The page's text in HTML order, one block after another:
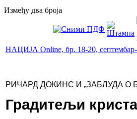
Између два броја
НАЦИЈА Online, бр. 18-20, септембар-
РИЧАРД ДОКИНС И „ЗАБЛУДА О
Градитељи